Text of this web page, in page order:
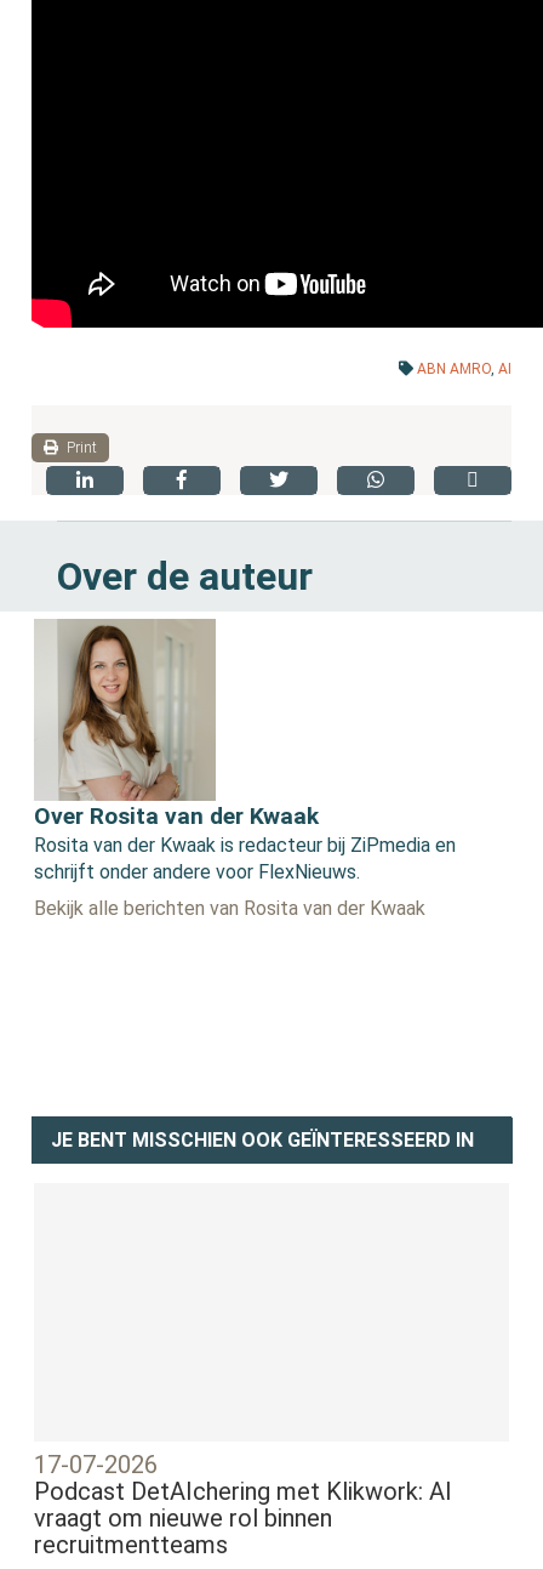
ABN AMRO, AI
Print
Over de auteur
Over Rosita van der Kwaak
Rosita van der Kwaak is redacteur bij ZiPmedia en
schrijft onder andere voor FlexNieuws.
Bekijk alle berichten van Rosita van der Kwaak
JE BENT MISSCHIEN OOK GEÏNTERESSEERD IN
17-07-2026
Podcast DetAIchering met Klikwork: AI
vraagt om nieuwe rol binnen
recruitmentteams